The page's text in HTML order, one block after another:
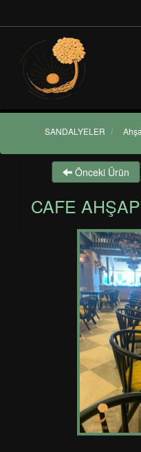
SANDALYELER /
Önceki Ürün
CAFE